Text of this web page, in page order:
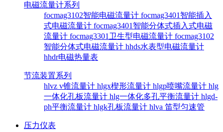
电磁流量计系列
focmag3102智能电磁流量计 focmag3401智能插入
式电磁流量计 focmag3401智能分体式插入式电磁
流量计 focmag3301卫生型电磁流量计 focmag3102
智能分体式电磁流量计 hhds水表型电磁流量计
hhdr电磁热量表
节流装置系列
hlvz v锥流量计 hlgx楔形流量计 hlgp喷嘴流量计 hlg
一体化孔板流量计 hlg一体化多孔平衡流量计 hlgd-
ph平衡流量计 hlgk孔板流量计 hlva 笛型匀速管
压力仪表